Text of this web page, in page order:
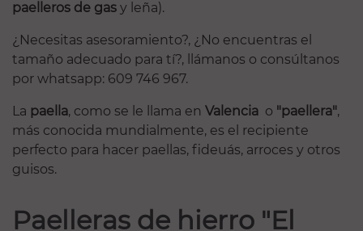
paelleros de gas y leña).
¿Necesitas asesoramiento?, ¿No encuentras el
tamaño adecuado para tí?,
llámanos o consúltanos
por whatsapp: 609 746 967.
La paella, como se le llama en Valencia o "paellera",
más conocida mundialmente, es el recipiente
perfecto para hacer paellas, fideuás, arroces y otros
guisos.
Paelleras de hierro "El